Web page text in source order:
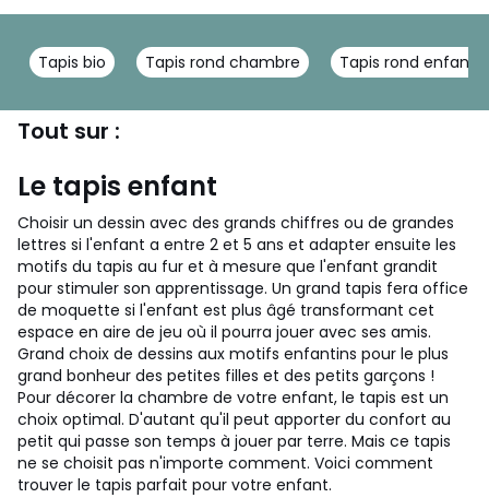
Tapis bio Tapis rond chambre Tapis rond enfant
Tout sur :
Le tapis enfant
Choisir un dessin avec des grands chiffres ou de grandes
lettres si l'enfant a entre 2 et 5 ans et adapter ensuite les
motifs du tapis au fur et à mesure que l'enfant grandit
pour stimuler son apprentissage. Un grand tapis fera office
de moquette si l'enfant est plus âgé transformant cet
espace en aire de jeu où il pourra jouer avec ses amis.
Grand choix de dessins aux motifs enfantins pour le plus
grand bonheur des petites filles et des petits garçons !
Pour décorer la chambre de votre enfant, le tapis est un
choix optimal. D'autant qu'il peut apporter du confort au
petit qui passe son temps à jouer par terre. Mais ce tapis
ne se choisit pas n'importe comment. Voici comment
trouver le tapis parfait pour votre enfant.